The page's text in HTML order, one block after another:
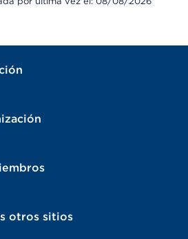
otros sitios